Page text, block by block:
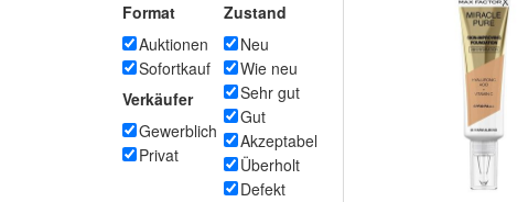
Format
Auktionen
Sofortkauf
Verkäufer
Gewerblich
Privat
Zustand
Neu
Wie neu
Sehr gut
Gut
Akzeptabel
Überholt
Defekt